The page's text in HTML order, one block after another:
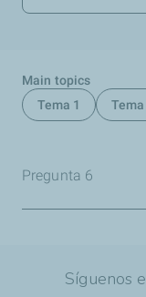
Main topics
Tema 1
Tema
Pregunta 6
Síguenos